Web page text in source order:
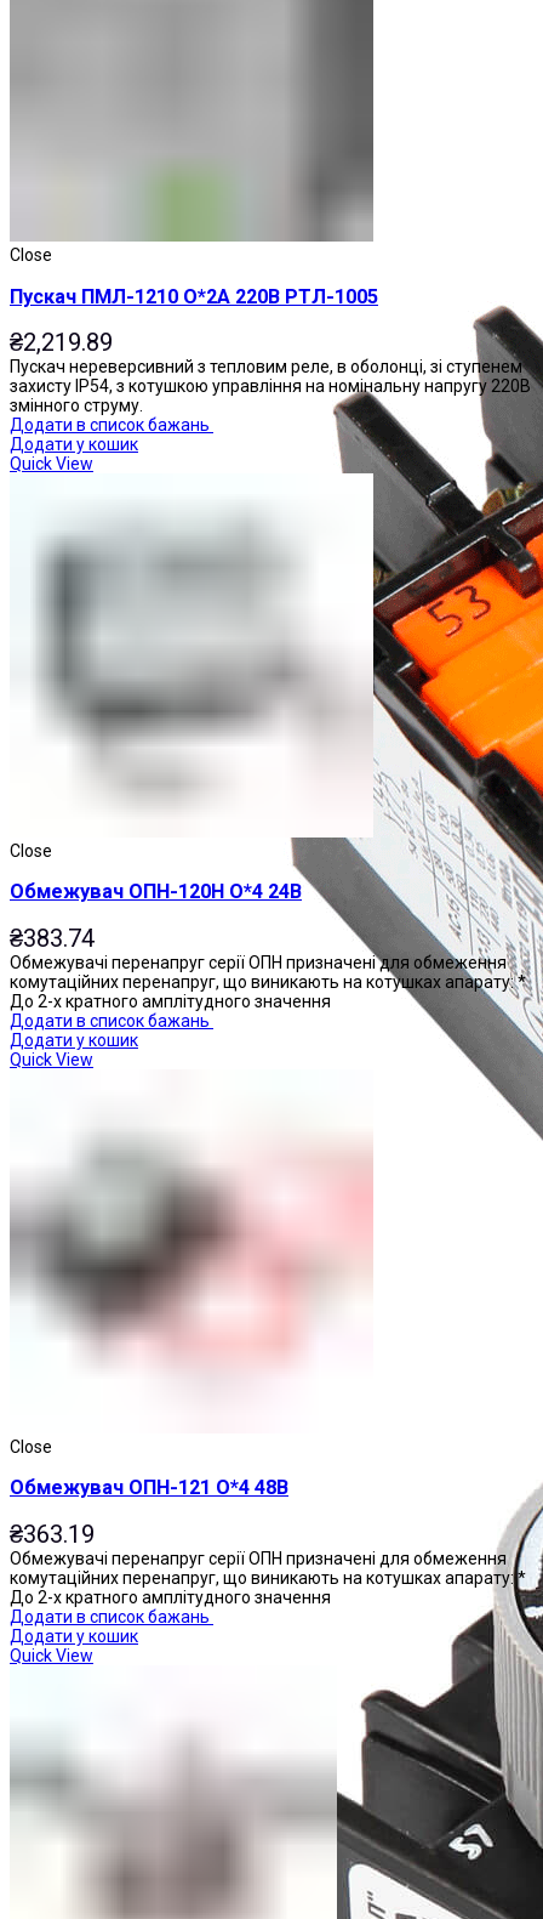
Приставки контактні
Close
Пускач ПМЛ-1210 О*2А 220В РТЛ-1005
₴2,219.89
Пускач нереверсивний з тепловим реле, в оболонці, зі ступенем
захисту IP54, з котушкою управління на номінальну напругу 220В
змінного струму.
Додати в список бажань
Додати у кошик
Quick View
Close
Обмежувач ОПН-120Н О*4 24В
₴383.74
Обмежувачі перенапруг серії ОПН призначені для обмеження
комутаційних перенапруг, що виникають на котушках апарату: *
До 2-х кратного амплітудного значення
Додати в список бажань
Додати у кошик
Quick View
Close
Обмежувач ОПН-121 О*4 48В
₴363.19
Обмежувачі перенапруг серії ОПН призначені для обмеження
комутаційних перенапруг, що виникають на котушках апарату: *
До 2-х кратного амплітудного значення
Додати в список бажань
Додати у кошик
Quick View